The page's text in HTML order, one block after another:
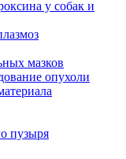
у собак и
мазков
опухоли
пузыря